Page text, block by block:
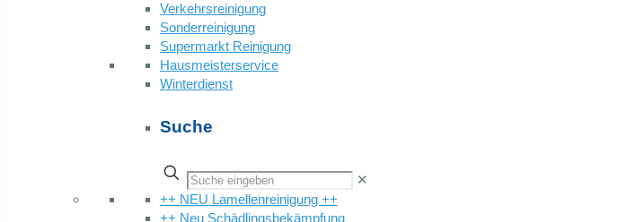
Verkehrsreinigung
Sonderreinigung
Supermarkt Reinigung
Hausmeisterservice
Winterdienst
Suche
✕
++ NEU Lamellenreinigung ++
++ Neu Schädlingsbekämpfung